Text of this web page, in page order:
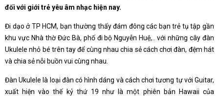
đối với giới trẻ yêu âm nhạc hiện nay.
Đi dạo ở TP HCM, bạn thường thấy đám đông các bạn trẻ tụ tập gần
khu vực Nhà thờ Đức Bà, phố đi bộ Nguyễn Huệ,.. với những cây đàn
Ukulele nhỏ bé trên tay để cùng nhau chia sẻ cách chơi đàn, đệm hát
và chia sẻ nỗi buồn vui cùng nhau.
Đàn Ukulele là loại đàn có hình dáng và cách chơi tương tự với Guitar,
xuất hiện vào thế kỷ thứ 19 như là một phiên bản Hawaii của